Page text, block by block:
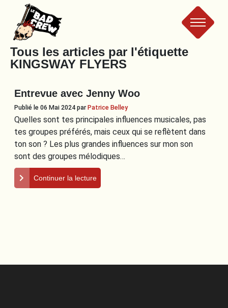
Le
Bad
Crew
Tous les articles par l'étiquette
KINGSWAY FLYERS
Entrevue avec Jenny Woo
Publié le 06 Mai 2024 parPatrice Belley
Quelles sont tes principales influences musicales, pas
tes groupes préférés, mais ceux qui se reflètent dans
ton son ? Les plus grandes influences sur mon son
sont des groupes mélodiques…
Continuer la lecture